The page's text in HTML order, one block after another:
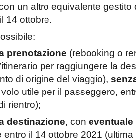
un altro equivalente gestito
14 ottobre.
prenotazione (rebooking o
per raggiungere la
di origine del viaggio),
volo utile per il passeggero,
rientro);
destinazione, con eventuale
entro il 14 ottobre 2021